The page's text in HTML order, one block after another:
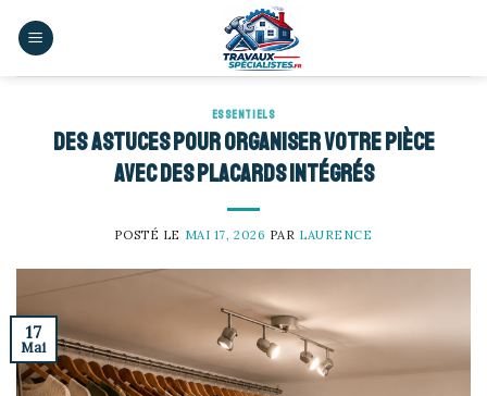
ESSENTIELS
Des astuces pour organiser votre pièce
avec des placards intégrés
POSTÉ LE MAI 17, 2026 PAR LAURENCE
17
Mai